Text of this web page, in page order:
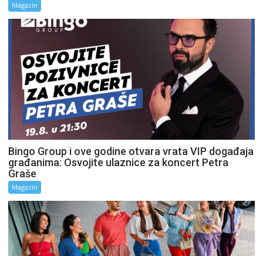
Magazin
Bingo Group i ove godine otvara vrata VIP događaja
građanima: Osvojite ulaznice za koncert Petra
Graše
Magazin